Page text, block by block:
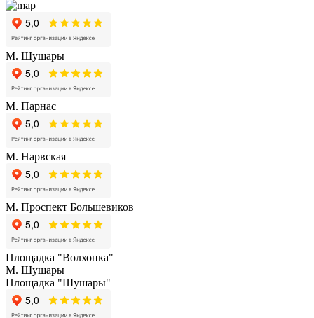
М. Шушары
М. Парнас
М. Нарвская
М. Проспект Большевиков
Площадка "Волхонка"
М. Шушары
Площадка "Шушары"